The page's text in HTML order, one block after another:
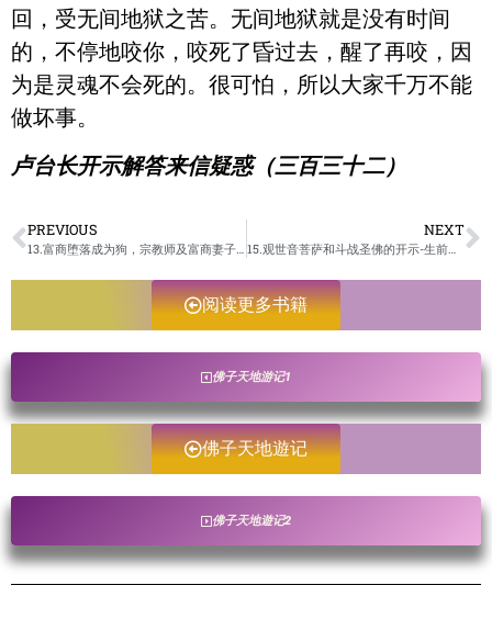
回，受无间地狱之苦。无间地狱就是没有时间
的，不停地咬你，咬死了昏过去，醒了再咬，因
为是灵魂不会死的。很可怕，所以大家千万不能
做坏事。
卢台长开示解答来信疑惑（三百三十二）
PREVIOUS
13.富商堕落成为狗，宗教师及富商妻子转世投胎变为乌龟的果报。心灵净土世界现身说法/佛子天地遊记-未成册
NEXT
15.观世音菩萨和斗战圣佛的开示-生前邪淫死后投胎鸟的现身说法/佛子天地遊记-未成册
阅读更多书籍
佛子天地游记1
佛子天地遊记
佛子天地遊记2